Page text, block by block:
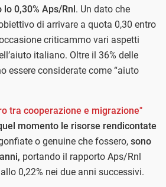
0,30% Aps/Rnl. Un dato che
di arrivare a quota 0,30 entro
criticammo vari aspetti
italiano. Oltre il 36% delle
essere considerate come “aiuto
tra cooperazione e migrazione"
momento le risorse rendicontate
o genuine che fossero, sono
portando il rapporto Aps/Rnl
0,22% nei due anni successivi.